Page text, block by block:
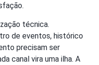
técnica.
de eventos, histórico
precisam ser
canal vira uma ilha. A